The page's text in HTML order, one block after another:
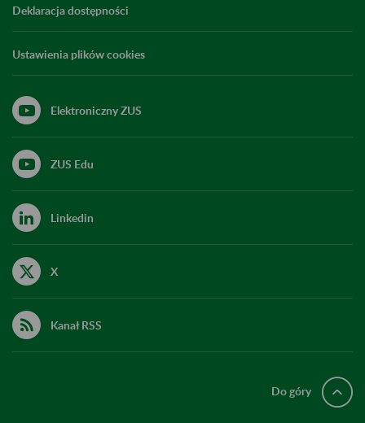
Deklaracja dostępności
Ustawienia plików cookies
Elektroniczny ZUS
ZUS Edu
Linkedin
X
Kanał RSS
Do góry